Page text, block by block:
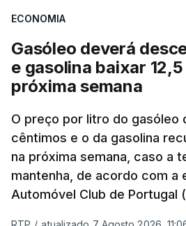
com ondas de calor no
Ucrânia e no Médio Oriente
custos das colheitas.
O índice, que acompanha as
de um cabaz de produtos
comercializados
131,1 pontos em julho, face
O aumento dos preços dos
ECONOMIA
Gasóleo deverá
e gasolina baixar
próxima semana
O preço por litro do gasóleo
cêntimos e o da gasolina
na próxima semana, caso a
mantenha, de acordo com a
Automóvel Club de Portugal